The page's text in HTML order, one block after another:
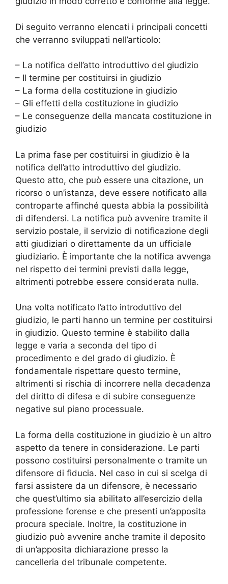
Di seguito verranno elencati i principali concetti
che verranno sviluppati nell’articolo:
– La notifica dell’atto introduttivo del giudizio
– Il termine per costituirsi in giudizio
– La forma della costituzione in giudizio
– Gli effetti della costituzione in giudizio
– Le conseguenze della mancata costituzione in
giudizio
La prima fase per costituirsi in giudizio è la
notifica dell’atto introduttivo del giudizio.
Questo atto, che può essere una citazione, un
ricorso o un’istanza, deve essere notificato alla
controparte affinché questa abbia la possibilità
di difendersi. La notifica può avvenire tramite il
servizio postale, il servizio di notificazione degli
atti giudiziari o direttamente da un ufficiale
giudiziario. È importante che la notifica avvenga
nel rispetto dei termini previsti dalla legge,
altrimenti potrebbe essere considerata nulla.
Una volta notificato l’atto introduttivo del
giudizio, le parti hanno un termine per costituirsi
in giudizio. Questo termine è stabilito dalla
legge e varia a seconda del tipo di
procedimento e del grado di giudizio. È
fondamentale rispettare questo termine,
altrimenti si rischia di incorrere nella decadenza
del diritto di difesa e di subire conseguenze
negative sul piano processuale.
La forma della costituzione in giudizio è un altro
aspetto da tenere in considerazione. Le parti
possono costituirsi personalmente o tramite un
difensore di fiducia. Nel caso in cui si scelga di
farsi assistere da un difensore, è necessario
che quest’ultimo sia abilitato all’esercizio della
professione forense e che presenti un’apposita
procura speciale. Inoltre, la costituzione in
giudizio può avvenire anche tramite il deposito
di un’apposita dichiarazione presso la
cancelleria del tribunale competente.